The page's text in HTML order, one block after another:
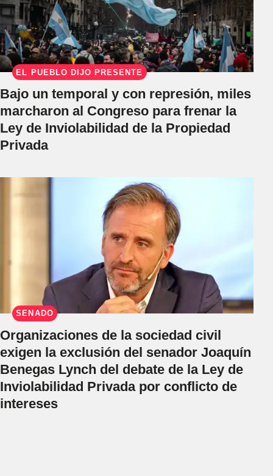
EL PUEBLO DIJO PRESENTE
Bajo un temporal y con represión, miles
marcharon al Congreso para frenar la
Ley de Inviolabilidad de la Propiedad
Privada
SENADO
Organizaciones de la sociedad civil
exigen la exclusión del senador Joaquín
Benegas Lynch del debate de la Ley de
Inviolabilidad Privada por conflicto de
intereses